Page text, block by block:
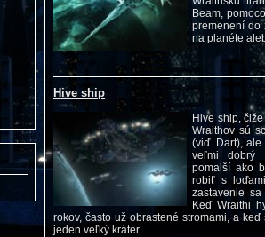
Beam,
premenení do
na planéte
Hive ship
Hive ship,
Wraithov sú
(viď. Dart),
veľmi dobrý
pomalší ako
robiť s
zastavenie
Keď Wraithi
rokov, často už obrastené stromami, a
jeden veľký kráter.